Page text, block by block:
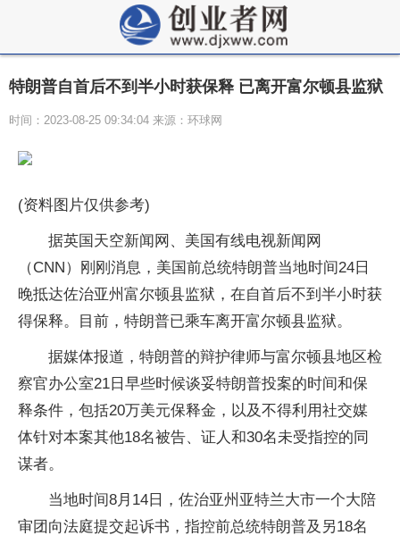
特朗普自首后不到半小时获保释 已离开富尔顿县监狱
时间：2023-08-25 09:34:04 来源：环球网
(资料图片仅供参考)
据英国天空新闻网、美国有线电视新闻网
（CNN）刚刚消息，美国前总统特朗普当地时间24日
晚抵达佐治亚州富尔顿县监狱，在自首后不到半小时获
得保释。目前，特朗普已乘车离开富尔顿县监狱。
据媒体报道，特朗普的辩护律师与富尔顿县地区检
察官办公室21日早些时候谈妥特朗普投案的时间和保
释条件，包括20万美元保释金，以及不得利用社交媒
体针对本案其他18名被告、证人和30名未受指控的同
谋者。
当地时间8月14日，佐治亚州亚特兰大市一个大陪
审团向法庭提交起诉书，指控前总统特朗普及另18名